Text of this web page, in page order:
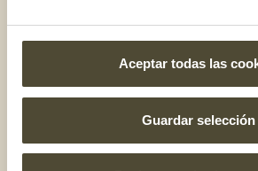
Aceptar todas las
Guardar selección
El gusto es